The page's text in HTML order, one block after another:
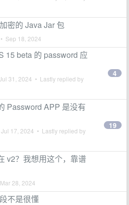
密的 Java Jar 包
• Sep 18, 2024
15 beta 的 password 应
31, 2024 • Lastly replied by
4
Password APP 是没有
Jul 17, 2024 • Lastly replied by
19
v2？我想用这个，靠谱
Mar 28, 2024
不是很懂